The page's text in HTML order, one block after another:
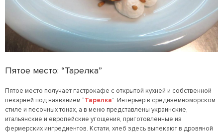
Пятое место: “Тарелка”
Пятое место получает гастрокафе с открытой кухней и собственной
пекарней под названием “Тарелка”. Интерьер в средиземноморском
стиле и песочных тонах, а в меню представлены украинские,
итальянские и европейские угощения, приготовленные из
фермерских ингредиентов. Кстати, хлеб здесь выпекают в дровяной